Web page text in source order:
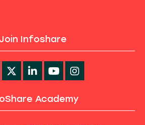
Join Infoshare
Academy